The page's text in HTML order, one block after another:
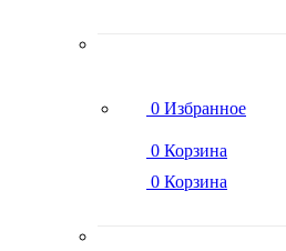
0 Избранное
0 Корзина
0 Корзина